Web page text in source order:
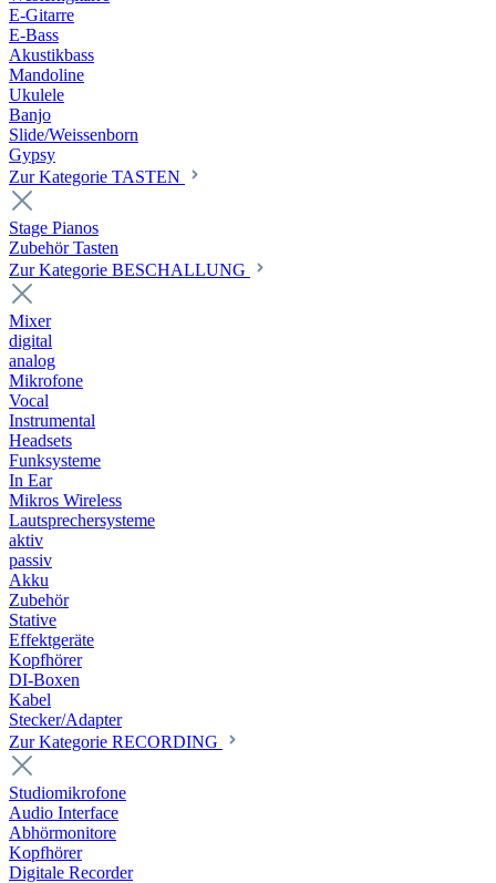
E-Gitarre
E-Bass
Akustikbass
Mandoline
Ukulele
Banjo
Slide/Weissenborn
Gypsy
Zur Kategorie TASTEN
Stage Pianos
Zubehör Tasten
Zur Kategorie BESCHALLUNG
Mixer
digital
analog
Mikrofone
Vocal
Instrumental
Headsets
Funksysteme
In Ear
Mikros Wireless
Lautsprechersysteme
aktiv
passiv
Akku
Zubehör
Stative
Effektgeräte
Kopfhörer
DI-Boxen
Kabel
Stecker/Adapter
Zur Kategorie RECORDING
Studiomikrofone
Audio Interface
Abhörmonitore
Kopfhörer
Digitale Recorder